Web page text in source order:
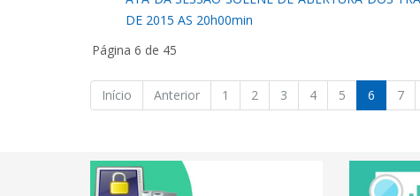
DE 2015 AS 20h00min
Página 6 de 45
Início Anterior 1 2 3 4 5 6 7